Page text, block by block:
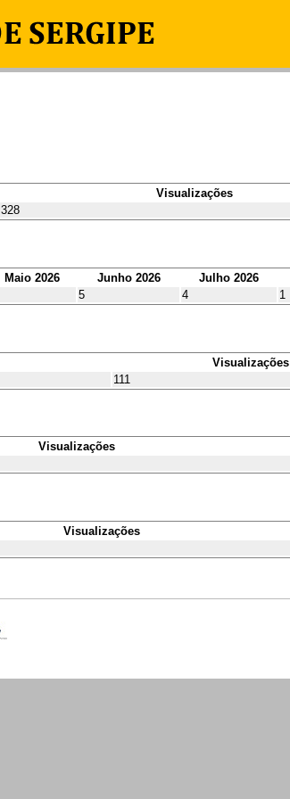
Visualizações
328
Maio 2026 Junho 2026 Julho 2026
5 4 1
Visualizações
111
Visualizações
Visualizações